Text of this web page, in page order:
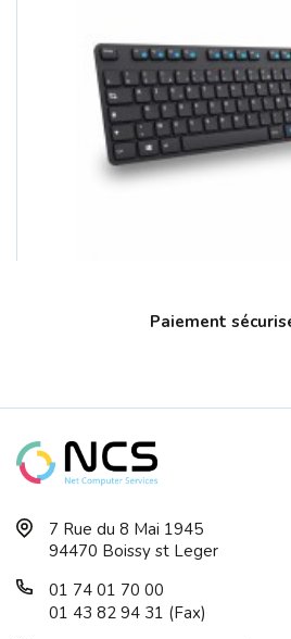
Paiement
7 Rue du 8 Mai 1945
94470 Boissy st Leger
01 74 01 70 00
01 43 82 94 31 (Fax)